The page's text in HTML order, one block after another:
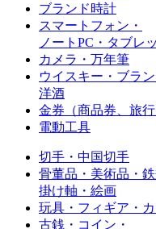
ブランド時計
スマートフォン・
ノートPC・タブレ
カメラ・万年筆
ウイスキー・ブラン
洋酒
金券（商品券、旅
電動工具
切手・中国切手
骨董品・美術品・鉄
掛け軸・絵画
玩具・フィギア・
古銭・コイン・